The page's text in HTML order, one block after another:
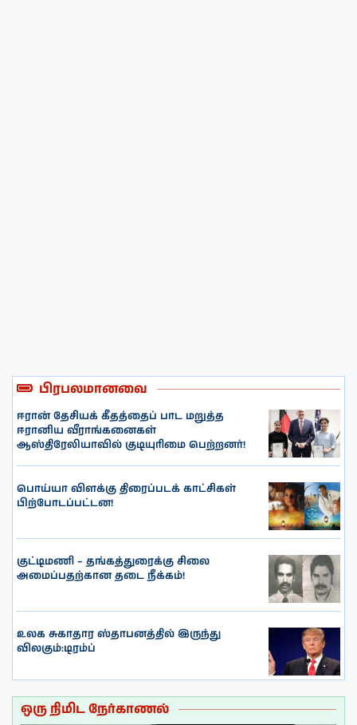
பிரபலமானவை
ஈரான் தேசியக் கீதத்தைப் பாட மறுத்த
ஈரானிய வீராங்கனைகள்
ஆஸ்திரேலியாவில் குடியுரிமை பெற்றனர்!
பொய்யா விளக்கு திரைப்படக் காட்சிகள்
பிற்போடப்பட்டன!
குட்டிமணி – தங்கத்துரைக்கு சிலை
அமைப்பதற்கான தடை நீக்கம்!
உலக சுகாதார ஸ்தாபனத்தில் இருந்து
விலகும்:டிரம்ப்
ஒரு நிமிட நேர்காணல்